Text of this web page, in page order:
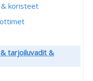
& koristeet
tarjoiluvadit &